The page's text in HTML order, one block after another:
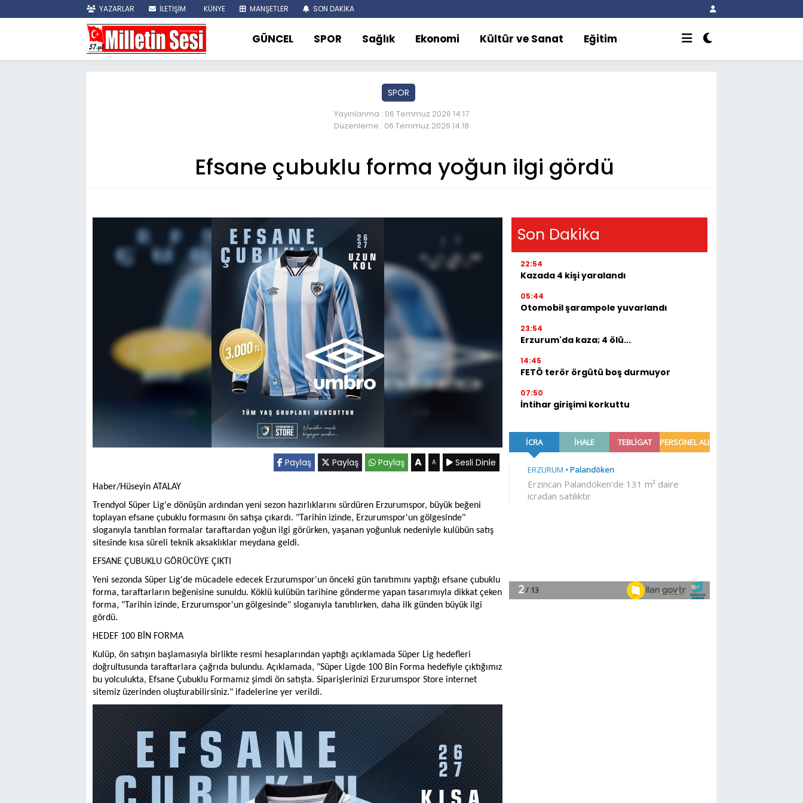
YAZARLAR İLETİŞİM KÜNYE MANŞETLER SON DAKİKA
GÜNCEL SPOR Sağlık Ekonomi Kültür ve Sanat Eğitim
SPOR
Yayınlanma : 06 Temmuz 2026 14:17
Düzenleme : 06 Temmuz 2026 14:18
Efsane çubuklu forma yoğun ilgi gördü
Paylaş Paylaş Paylaş A A Sesli Dinle
Haber/Hüseyin ATALAY
Trendyol Süper Lig'e dönüşün ardından yeni sezon hazırlıklarını sürdüren Erzurumspor, büyük beğeni
toplayan efsane çubuklu formasını ön satışa çıkardı. "Tarihin izinde, Erzurumspor'un gölgesinde"
sloganıyla tanıtılan formalar taraftardan yoğun ilgi görürken, yaşanan yoğunluk nedeniyle kulübün satış
sitesinde kısa süreli teknik aksaklıklar meydana geldi.
EFSANE ÇUBUKLU GÖRÜCÜYE ÇIKTI
Yeni sezonda Süper Lig'de mücadele edecek Erzurumspor'un önceki gün tanıtımını yaptığı efsane çubuklu
forma, taraftarların beğenisine sunuldu. Köklü kulübün tarihine gönderme yapan tasarımıyla dikkat çeken
forma, "Tarihin izinde, Erzurumspor'un gölgesinde" sloganıyla tanıtılırken, daha ilk günden büyük ilgi
gördü.
HEDEF 100 BİN FORMA
Kulüp, ön satışın başlamasıyla birlikte resmi hesaplarından yaptığı açıklamada Süper Lig hedefleri
doğrultusunda taraftarlara çağrıda bulundu. Açıklamada, "Süper Ligde 100 Bin Forma hedefiyle çıktığımız
bu yolculukta, Efsane Çubuklu Formamız şimdi ön satışta. Siparişlerinizi Erzurumspor Store internet
sitemiz üzerinden oluşturabilirsiniz." ifadelerine yer verildi.
Son Dakika
22:54
Kazada 4 kişi yaralandı
05:44
Otomobil şarampole yuvarlandı
23:54
Erzurum'da kaza; 4 ölü...
14:45
FETÖ terör örgütü boş durmuyor
07:50
İntihar girişimi korkuttu